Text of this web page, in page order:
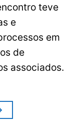
teve
e
em
de
associados.